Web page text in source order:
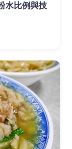
水比例與技